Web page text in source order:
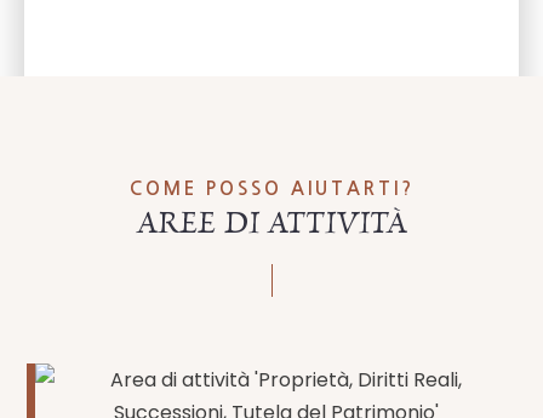
COME POSSO AIUTARTI?
AREE DI ATTIVITÀ